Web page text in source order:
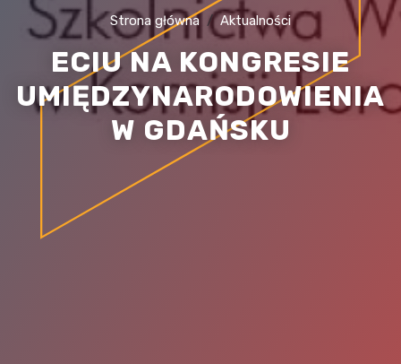
Strona główna Aktualności
ECIU NA KONGRESIE
UMIĘDZYNARODOWIENIA
W GDAŃSKU